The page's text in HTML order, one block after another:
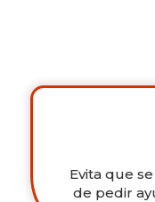
Evita que
de pedir